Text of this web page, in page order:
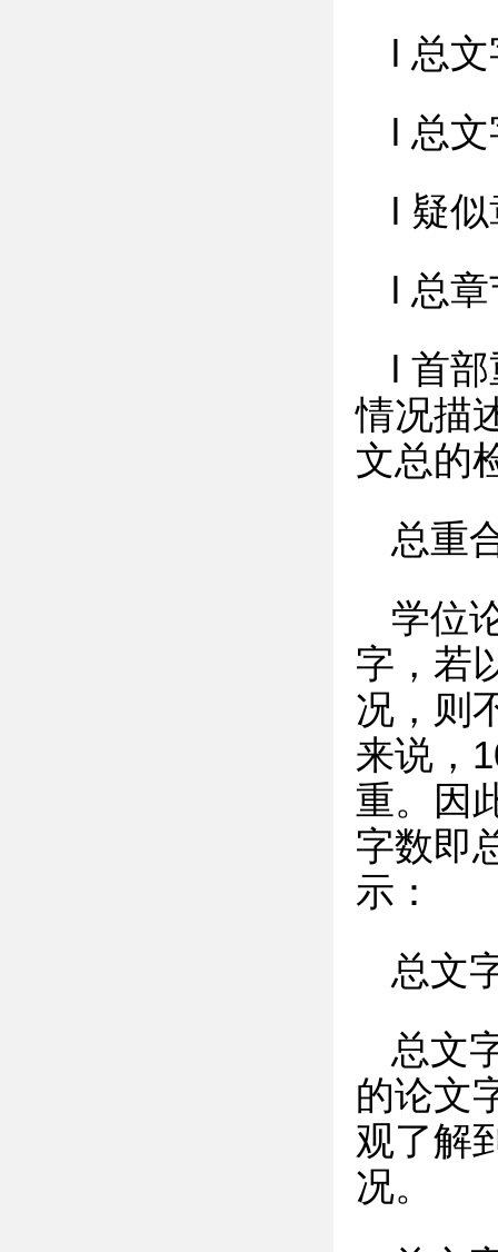
l 总
l 总
l 疑
l 总
l 首
情况描
文总的
总重
学位
字，若
况，则
来说，
重。因
字数即
示：
总文
总文
的论文
观了解
况。